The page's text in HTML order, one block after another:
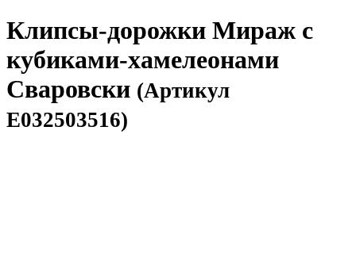
Клипсы-дорожки Мираж с
кубиками-хамелеонами
Сваровски (Артикул
E032503516)